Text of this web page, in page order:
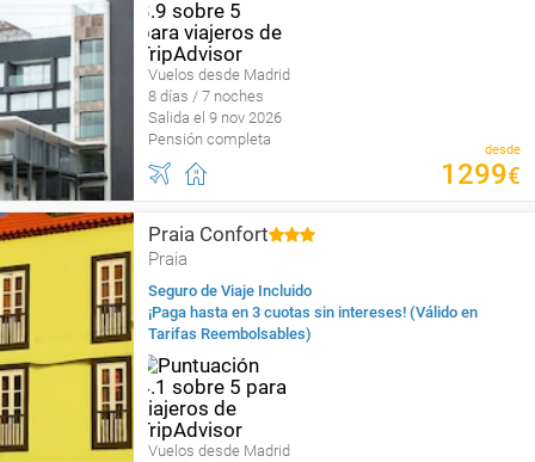
Vuelos desde Madrid
8 días / 7 noches
Salida el 9 nov 2026
Pensión completa
desde
1299€
Praia Confort
Praia
Seguro de Viaje Incluido
¡Paga hasta en 3 cuotas sin intereses! (Válido en
Tarifas Reembolsables)
Vuelos desde Madrid